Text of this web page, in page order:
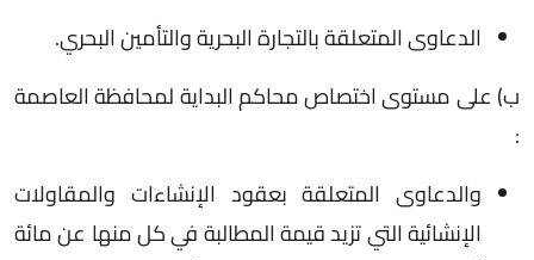
الدعاوى المتعلقة بالتجارة البحرية والتأمين البحري.
ب) على مستوى اختصاص محاكم البداية لمحافظة العاصمة
:
والدعاوى المتعلقة بعقود الإنشاءات والمقاولات
الإنشائية التي تزيد قيمة المطالبة في كل منها عن مائة